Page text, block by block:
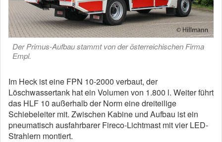
Der Primus-Aufbau stammt von der österreichischen Firma
Empl.
Im Heck ist eine FPN 10-2000 verbaut, der
Löschwassertank hat ein Volumen von 1.800 l. Weiter führt
das HLF 10 außerhalb der Norm eine dreiteilige
Schiebeleiter mit. Zwischen Kabine und Aufbau ist ein
pneumatisch ausfahrbarer Fireco-Lichtmast mit vier LED-
Strahlern montiert.